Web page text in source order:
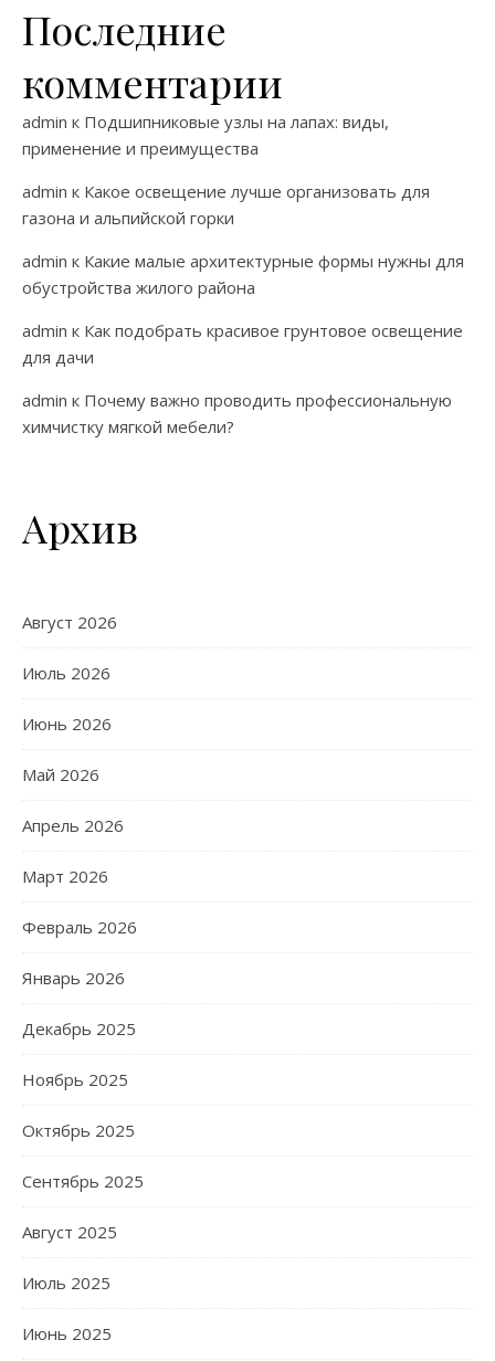
Последние
комментарии
admin к Подшипниковые узлы на лапах: виды,
применение и преимущества
admin к Какое освещение лучше организовать для
газона и альпийской горки
admin к Какие малые архитектурные формы нужны для
обустройства жилого района
admin к Как подобрать красивое грунтовое освещение
для дачи
admin к Почему важно проводить профессиональную
химчистку мягкой мебели?
Архив
Август 2026
Июль 2026
Июнь 2026
Май 2026
Апрель 2026
Март 2026
Февраль 2026
Январь 2026
Декабрь 2025
Ноябрь 2025
Октябрь 2025
Сентябрь 2025
Август 2025
Июль 2025
Июнь 2025